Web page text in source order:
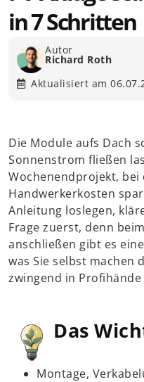
in 7 Schritten
Autor
Richard Roth
Aktualisiert am
Die Module aufs Dach
Sonnenstrom fließen
Wochenendprojekt,
Handwerkerkosten
Anleitung loslegen,
Frage zuerst, denn
anschließen gibt es
was Sie selbst machen
zwingend in
Das
Montage,
Einige Services verarbeiten
USA. Mit Ihrer Einwilligung
Sie auch in die
unzureichendem
besteht beispielsweise die
personenbezogene Daten
verarbeiten, ohne dass für
Klagemöglichkeit besteht.
der Service-
Gruppen,
für die eine
Einwilligung
erteilt
werden
kann. Die
erste
Service-
Gruppe ist
essenziell
und kann
nicht
abgewählt
Funktionen und sind
Funktionieren der
Statistik
Statistik-Cookies
Aufschluss darüber
unserer Website
Marketing
Marketing Services
Herausgebern
anzuzeigen. Sie tun
Websites hinweg
Plattformen werden
externe Services